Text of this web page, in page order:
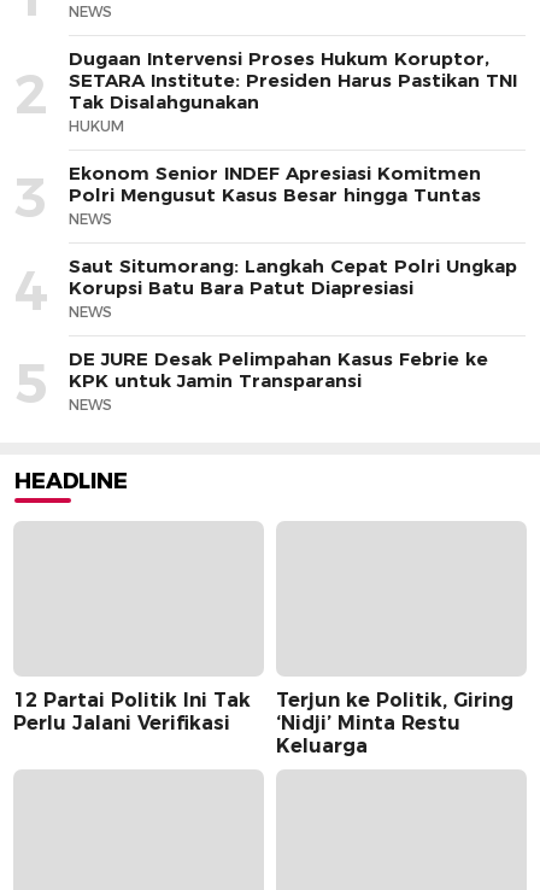
NEWS
2
Dugaan Intervensi Proses Hukum Koruptor,
SETARA Institute: Presiden Harus Pastikan TNI
Tak Disalahgunakan
HUKUM
3
Ekonom Senior INDEF Apresiasi Komitmen
Polri Mengusut Kasus Besar hingga Tuntas
NEWS
4
Saut Situmorang: Langkah Cepat Polri Ungkap
Korupsi Batu Bara Patut Diapresiasi
NEWS
5
DE JURE Desak Pelimpahan Kasus Febrie ke
KPK untuk Jamin Transparansi
NEWS
HEADLINE
12 Partai Politik Ini Tak
Perlu Jalani Verifikasi
Terjun ke Politik, Giring
‘Nidji’ Minta Restu
Keluarga